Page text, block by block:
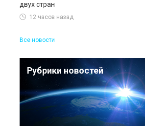
двух стран
12 часов назад
Все новости
Рубрики новостей